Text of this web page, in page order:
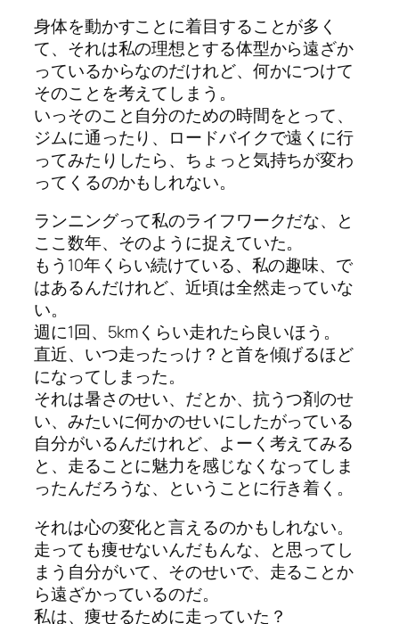
身体を動かすことに着目することが多く
て、それは私の理想とする体型から遠ざか
っているからなのだけれど、何かにつけて
そのことを考えてしまう。
いっそのこと自分のための時間をとって、
ジムに通ったり、ロードバイクで遠くに行
ってみたりしたら、ちょっと気持ちが変わ
ってくるのかもしれない。
ランニングって私のライフワークだな、と
ここ数年、そのように捉えていた。
もう10年くらい続けている、私の趣味、で
はあるんだけれど、近頃は全然走っていな
い。
週に1回、5kmくらい走れたら良いほう。
直近、いつ走ったっけ？と首を傾げるほど
になってしまった。
それは暑さのせい、だとか、抗うつ剤のせ
い、みたいに何かのせいにしたがっている
自分がいるんだけれど、よーく考えてみる
と、走ることに魅力を感じなくなってしま
ったんだろうな、ということに行き着く。
それは心の変化と言えるのかもしれない。
走っても痩せないんだもんな、と思ってし
まう自分がいて、そのせいで、走ることか
ら遠ざかっているのだ。
私は、痩せるために走っていた？